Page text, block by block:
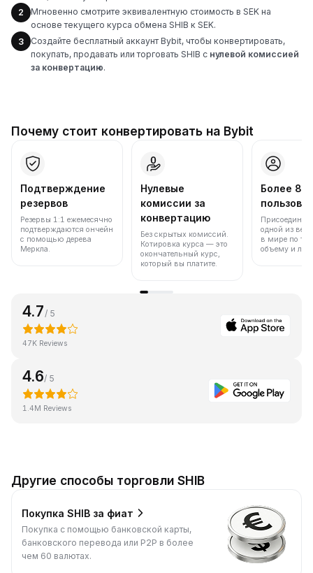
2
Мгновенно смотрите эквивалентную стоимость в SEK на
основе текущего курса обмена SHIB к SEK.
3
Создайте бесплатный аккаунт Bybit, чтобы конвертировать,
покупать, продавать или торговать SHIB с нулевой комиссией
за конвертацию.
Почему стоит конвертировать на Bybit
Подтверждение
резервов
Резервы 1:1 ежемесячно
подтверждаются ончейн
с помощью дерева
Меркла.
Нулевые
комиссии за
конвертацию
Без скрытых комиссий.
Котировка курса — это
окончательный курс,
который вы платите.
Более 86
одной из
в мире по
объему и
4.7 / 5
47K Reviews
4.6/ 5
1.4M Reviews
Другие способы торговли SHIB
Покупка SHIB за фиат
Покупка с помощью банковской карты,
банковского перевода или P2P в более
чем 60 валютах.